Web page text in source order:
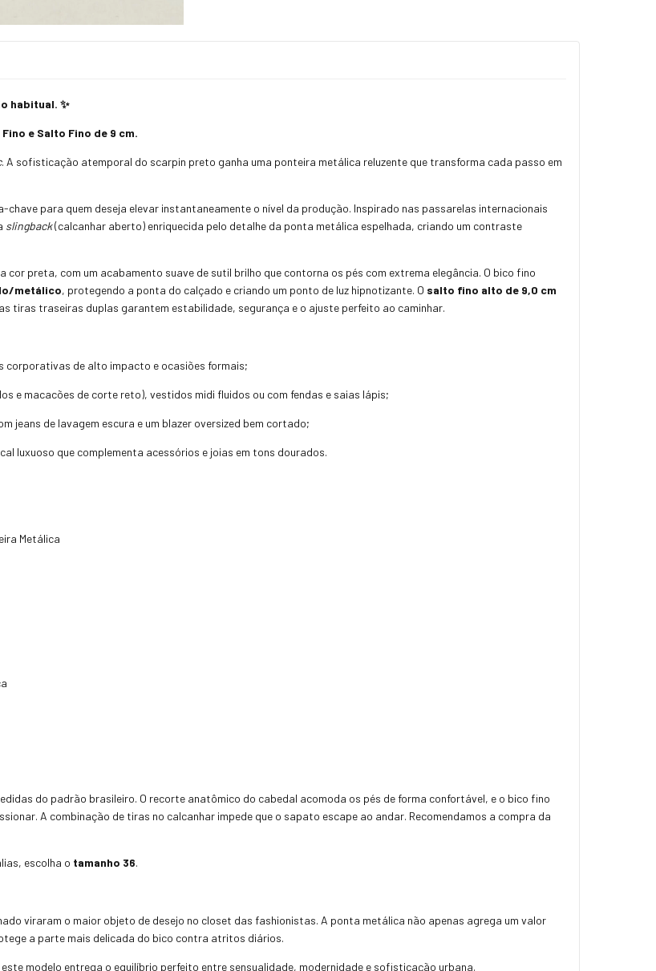
habitual. ✨
e Salto Fino de 9 cm.
. A sofisticação atemporal do scarpin preto ganha uma ponteira metálica reluzente que transforma cada passo em
chave para quem deseja elevar instantaneamente o nível da produção. Inspirado nas passarelas internacionais
slingback(calcanhar aberto) enriquecida pelo detalhe da ponta metálica espelhada, criando um contraste
preta, com um acabamento suave de sutil brilho que contorna os pés com extrema elegância. O bico fino
metálico, protegendo a ponta do calçado e criando um ponto de luz hipnotizante. O salto fino alto de 9,0 cm
tiras traseiras duplas garantem estabilidade, segurança e o ajuste perfeito ao caminhar.
de alto impacto e ocasiões formais;
e macacões de corte reto), vestidos midi fluidos ou com fendas e saias lápis;
jeans de lavagem escura e um blazer oversized bem cortado;
luxuoso que complementa acessórios e joias em tons dourados.
Metálica
do padrão brasileiro. O recorte anatômico do cabedal acomoda os pés de forma confortável, e o bico fino
A combinação de tiras no calcanhar impede que o sapato escape ao andar. Recomendamos a compra da
escolha o tamanho 36.
viraram o maior objeto de desejo no closet das fashionistas. A ponta metálica não apenas agrega um valor
a parte mais delicada do bico contra atritos diários.
este modelo entrega o equilíbrio perfeito entre sensualidade, modernidade e sofisticação urbana.